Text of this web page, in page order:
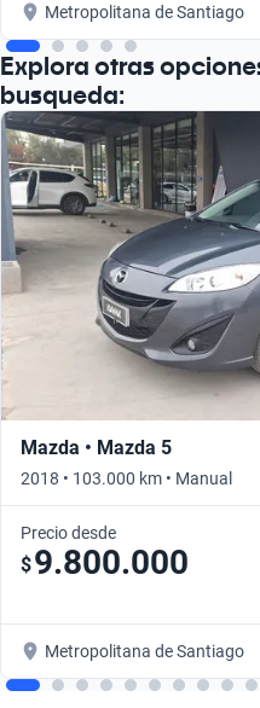
Metropolitana de Santiago
Explora otras
busqueda:
Mazda • Mazda 5
2018 • 103.000 km • Manual
Precio desde
$9.800.000
Metropolitana de Santiago